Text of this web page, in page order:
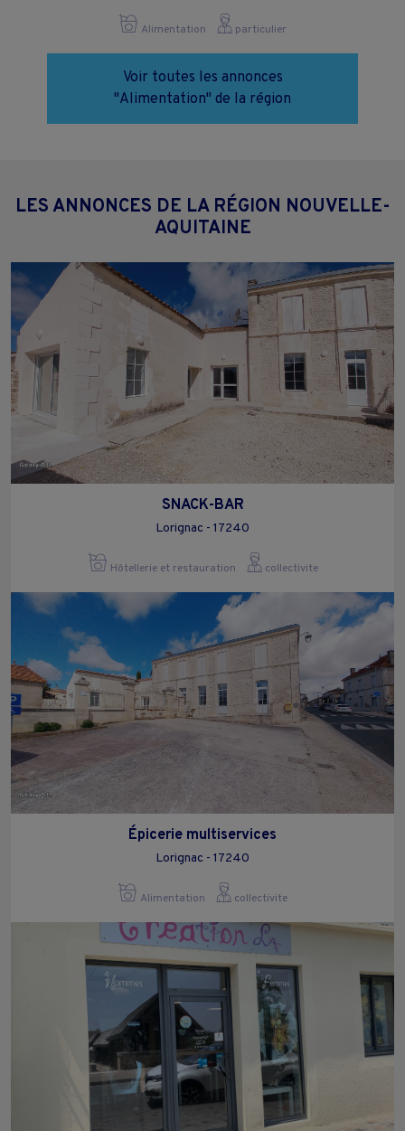
Alimentation particulier
Voir toutes les annonces
"Alimentation" de la région
LES ANNONCES DE LA RÉGION NOUVELLE-
AQUITAINE
SNACK-BAR
Lorignac - 17240
Hôtellerie et restauration collectivite
Épicerie multiservices
Lorignac - 17240
Alimentation collectivite